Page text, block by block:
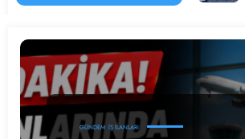
GÜNDEM İŞ İLANLARI